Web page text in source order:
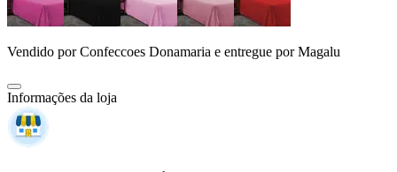
Vendido porConfeccoes Donamaria e entregue por Magalu
Informações da loja